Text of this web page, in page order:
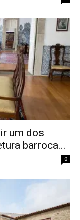
um dos
barroca...
0